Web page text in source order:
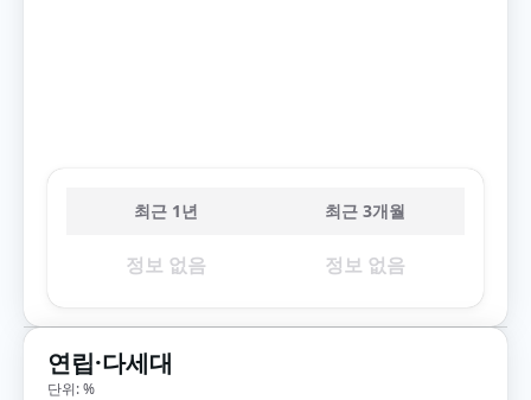
최근 1년 최근 3개월
정보 없음 정보 없음
연립·다세대
단위: %